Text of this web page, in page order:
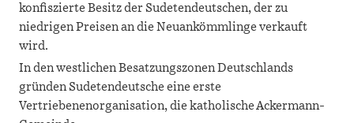
konfiszierte Besitz der Sudetendeutschen, der zu
niedrigen Preisen an die Neuankömmlinge verkauft
wird.
In den westlichen Besatzungszonen Deutschlands
gründen Sudetendeutsche eine erste
Vertriebenenorganisation, die katholische Ackermann-